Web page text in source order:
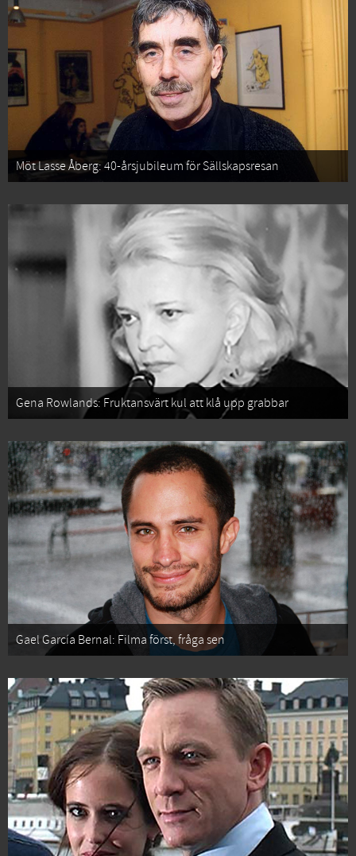
Möt Lasse Åberg: 40-årsjubileum för Sällskapsresan
Gena Rowlands: Fruktansvärt kul att klå upp grabbar
Gael García Bernal: Filma först, fråga sen